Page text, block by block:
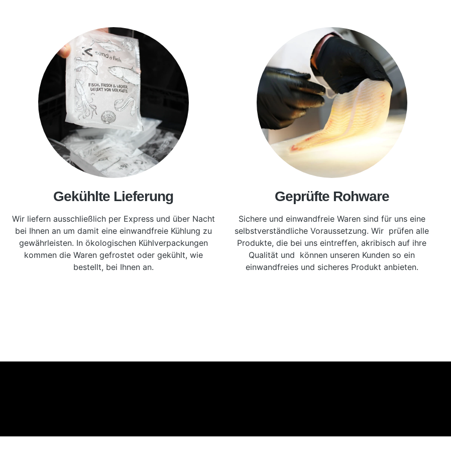
Gekühlte Lieferung
Wir liefern ausschließlich per Express und über Nacht
bei Ihnen an um damit eine einwandfreie Kühlung zu
gewährleisten. In ökologischen Kühlverpackungen
kommen die Waren gefrostet oder gekühlt, wie
bestellt, bei Ihnen an.
Geprüfte Rohware
Sichere und einwandfreie Waren sind für uns eine
selbstverständliche Voraussetzung. Wir prüfen alle
Produkte, die bei uns eintreffen, akribisch auf ihre
Qualität und können unseren Kunden so ein
einwandfreies und sicheres Produkt anbieten.